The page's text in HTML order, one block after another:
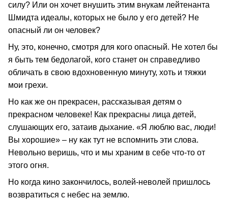
силу? Или он хочет внушить этим внукам лейтенанта
Шмидта идеалы, которых не было у его детей? Не
опасный ли он человек?
Ну, это, конечно, смотря для кого опасный. Не хотел бы
я быть тем бедолагой, кого станет он справедливо
обличать в свою вдохновенную минуту, хоть и тяжки
мои грехи.
Но как же он прекрасен, рассказывая детям о
прекрасном человеке! Как прекрасны лица детей,
слушающих его, затаив дыхание. «Я люблю вас, люди!
Вы хорошие» – ну как тут не вспомнить эти слова.
Невольно веришь, что и мы храним в себе что-то от
этого огня.
Но когда кино закончилось, волей-неволей пришлось
возвратиться с небес на землю.